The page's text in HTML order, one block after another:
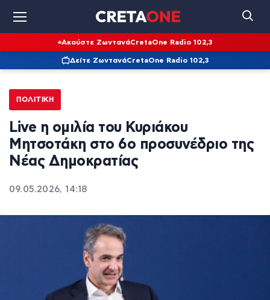
Ακούστε ΖωντανάCretaOne Radio 102,3
Δείτε ΖωντανάCretaOne Radio 102,3
ΠΟΛΙΤΙΚΉ
Live η ομιλία του Κυριάκου
Μητσοτάκη στο 6ο προσυνέδριο της
Νέας Δημοκρατίας
09.05.2026, 14:18